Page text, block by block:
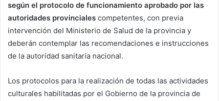
según el protocolo de funcionamiento aprobado por las
autoridades provinciales competentes, con previa
intervención del Ministerio de Salud de la provincia y
deberán contemplar las recomendaciones e instrucciones
de la autoridad sanitaria nacional.
Los protocolos para la realización de todas las actividades
culturales habilitadas por el Gobierno de la provincia de